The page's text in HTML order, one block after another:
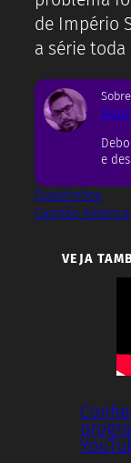
de Império
a série toda
e
Quadrinhos
Capitão América
VEJA